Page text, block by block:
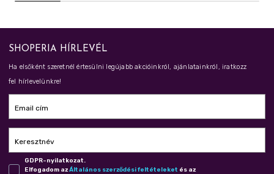
SHOPERIA HÍRLEVÉL
Ha elsőként szeretnél értesülni legújabb akcióinkról, ajánlatainkról, iratkozz
fel hírlevelünkre!
Email cím
Keresztnév
GDPR-nyilatkozat.
Elfogadom azÁl­ta­lá­nos szer­ző­dé­si fel­té­te­le­ket és az